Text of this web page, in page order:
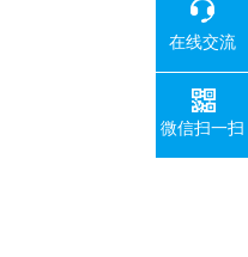
在线交流
微信扫一扫